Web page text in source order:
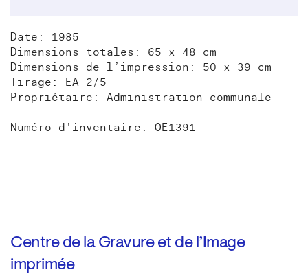
Date: 1985
Dimensions totales: 65 x 48 cm
Dimensions de l’impression: 50 x 39 cm
Tirage: EA 2/5
Propriétaire: Administration communale
Numéro d'inventaire: OE1391
Centre de la Gravure et de l’Image
imprimée